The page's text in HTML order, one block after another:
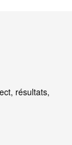
résultats,